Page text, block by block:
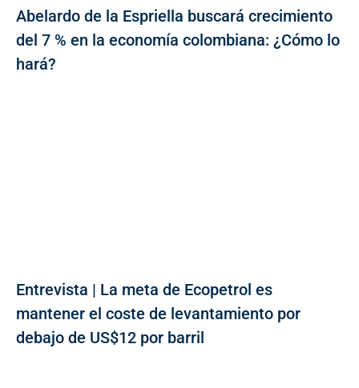
Abelardo de la Espriella buscará crecimiento
del 7 % en la economía colombiana: ¿Cómo lo
hará?
Entrevista | La meta de Ecopetrol es
mantener el coste de levantamiento por
debajo de US$12 por barril